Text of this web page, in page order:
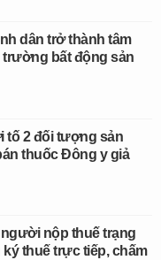
dân trở thành tâm
trường bất động sản
tố 2 đối tượng sản
thuốc Đông y giả
nộp thuế trạng
ký thuế trực tiếp, chấm